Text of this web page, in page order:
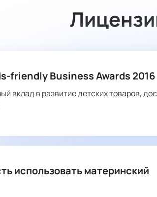
friendly Business Awards 2016
вклад в развитие детских товаров,
использовать материнский